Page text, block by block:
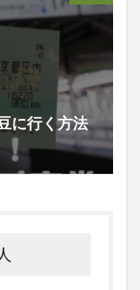
に行く方法